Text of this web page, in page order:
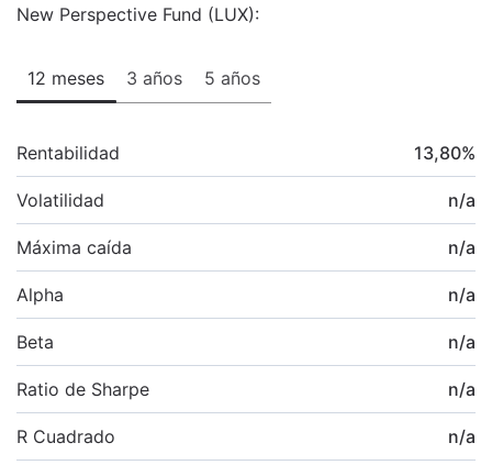
New Perspective Fund (LUX):
12 meses 3 años 5 años
Rentabilidad 13,80%
Volatilidad n/a
Máxima caída n/a
Alpha n/a
Beta n/a
Ratio de Sharpe n/a
R Cuadrado n/a